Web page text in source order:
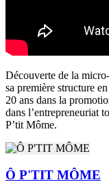
Découverte de la
sa première structure
20 ans dans la
dans l’entrepreneuriat
P’tit Môme.
Ô P'TIT MÔME